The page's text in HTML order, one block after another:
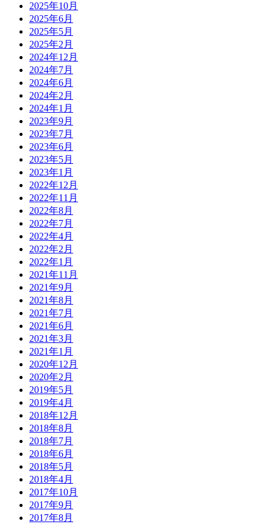
2025年10月
2025年6月
2025年5月
2025年2月
2024年12月
2024年7月
2024年6月
2024年2月
2024年1月
2023年9月
2023年7月
2023年6月
2023年5月
2023年1月
2022年12月
2022年11月
2022年8月
2022年7月
2022年4月
2022年2月
2022年1月
2021年11月
2021年9月
2021年8月
2021年7月
2021年6月
2021年3月
2021年1月
2020年12月
2020年2月
2019年5月
2019年4月
2018年12月
2018年8月
2018年7月
2018年6月
2018年5月
2018年4月
2017年10月
2017年9月
2017年8月